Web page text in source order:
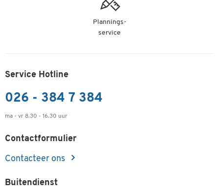
Plannings-
service
Service Hotline
026 - 384 7 384
ma - vr 8.30 - 16.30 uur
Contactformulier
Contacteer ons
Buitendienst